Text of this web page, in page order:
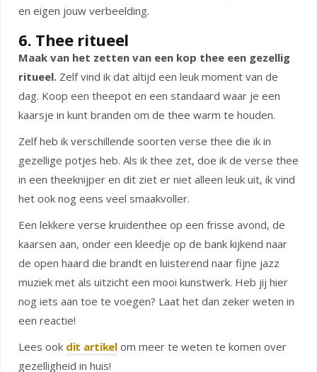
en eigen jouw verbeelding.
6. Thee ritueel
Maak van het zetten van een kop thee een gezellig
ritueel. Zelf vind ik dat altijd een leuk moment van de
dag. Koop een theepot en een standaard waar je een
kaarsje in kunt branden om de thee warm te houden.
Zelf heb ik verschillende soorten verse thee die ik in
gezellige potjes heb. Als ik thee zet, doe ik de verse thee
in een theeknijper en dit ziet er niet alleen leuk uit, ik vind
het ook nog eens veel smaakvoller.
Een lekkere verse kruidenthee op een frisse avond, de
kaarsen aan, onder een kleedje op de bank kijkend naar
de open haard die brandt en luisterend naar fijne jazz
muziek met als uitzicht een mooi kunstwerk. Heb jij hier
nog iets aan toe te voegen? Laat het dan zeker weten in
een reactie!
Lees ook dit artikelom meer te weten te komen over
gezelligheid in huis!